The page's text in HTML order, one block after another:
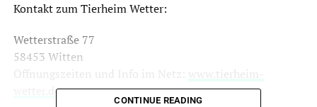
Kontakt zum Tierheim Wetter:
Wetterstraße 77
58453 Witten
wetter.de
CONTINUE READING